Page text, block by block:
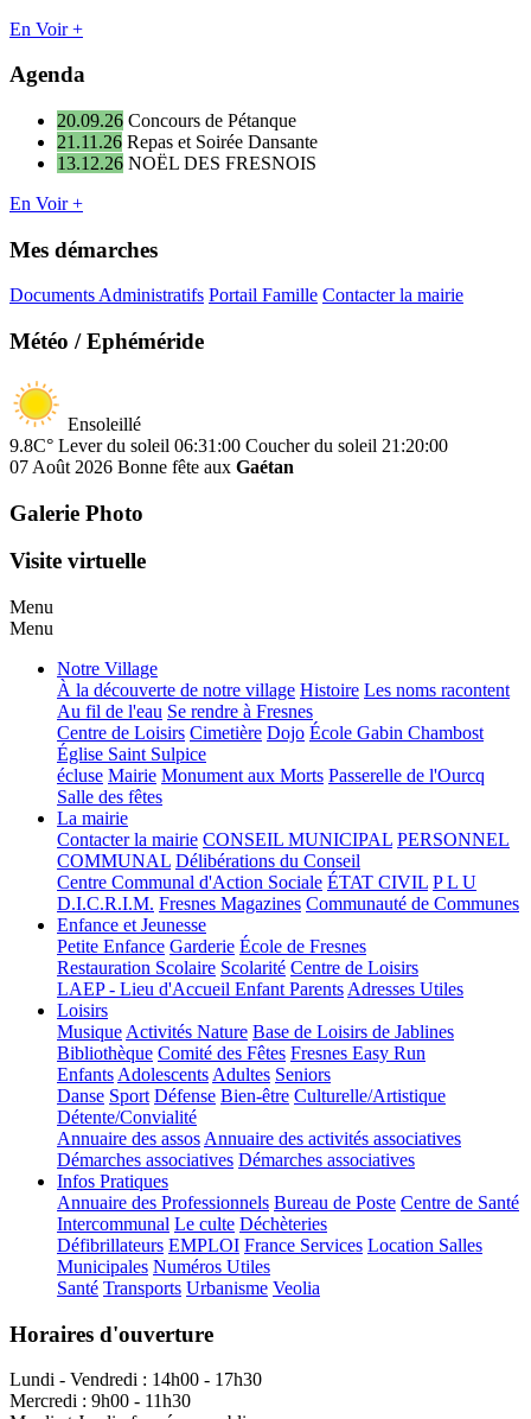
En Voir +
Agenda
20.09.26 Concours de Pétanque
21.11.26 Repas et Soirée Dansante
13.12.26 NOËL DES FRESNOIS
En Voir +
Mes démarches
Documents Administratifs Portail Famille Contacter la mairie
Météo / Ephéméride
Ensoleillé
9.8C° Lever du soleil 06:31:00 Coucher du soleil 21:20:00
07 Août 2026 Bonne fête aux Gaétan
Galerie Photo
Visite virtuelle
Menu
Menu
Notre Village
À la découverte de notre village Histoire Les noms racontent
Au fil de l'eau Se rendre à Fresnes
Centre de Loisirs Cimetière Dojo École Gabin Chambost
Église Saint Sulpice
écluse Mairie Monument aux Morts Passerelle de l'Ourcq
Salle des fêtes
La mairie
Contacter la mairie CONSEIL MUNICIPAL PERSONNEL
COMMUNAL Délibérations du Conseil
Centre Communal d'Action Sociale ÉTAT CIVIL P L U
D.I.C.R.I.M. Fresnes Magazines Communauté de Communes
Enfance et Jeunesse
Petite Enfance Garderie École de Fresnes
Restauration Scolaire Scolarité Centre de Loisirs
LAEP - Lieu d'Accueil Enfant Parents Adresses Utiles
Loisirs
Musique Activités Nature Base de Loisirs de Jablines
Bibliothèque Comité des Fêtes Fresnes Easy Run
Enfants Adolescents Adultes Seniors
Danse Sport Défense Bien-être Culturelle/Artistique
Détente/Convialité
Annuaire des assos Annuaire des activités associatives
Démarches associatives Démarches associatives
Infos Pratiques
Annuaire des Professionnels Bureau de Poste Centre de Santé
Intercommunal Le culte Déchèteries
Défibrillateurs EMPLOI France Services Location Salles
Municipales Numéros Utiles
Santé Transports Urbanisme Veolia
Horaires d'ouverture
Lundi - Vendredi : 14h00 - 17h30
Mercredi : 9h00 - 11h30